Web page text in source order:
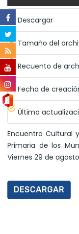
Descargar
Tamaño del
Recuento de
Fecha de
Última
Encuentro Cultural
Primaria de los
Viernes 29 de
DESCARGAR